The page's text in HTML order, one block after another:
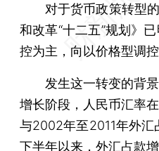
对于货币政策转型的
和改革“十二五”规划》
控为主，向以价格型调控
发生这一转变的背景
增长阶段，人民币汇率
与2002年至2011年外
下半年以来，外汇占款